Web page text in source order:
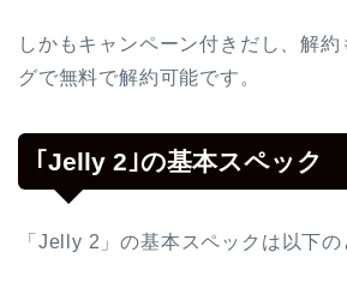
しかもキャンペーン付きだし、解
グで無料で解約可能です。
｢Jelly 2｣の基本スペック
「Jelly 2」の基本スペックは以下の